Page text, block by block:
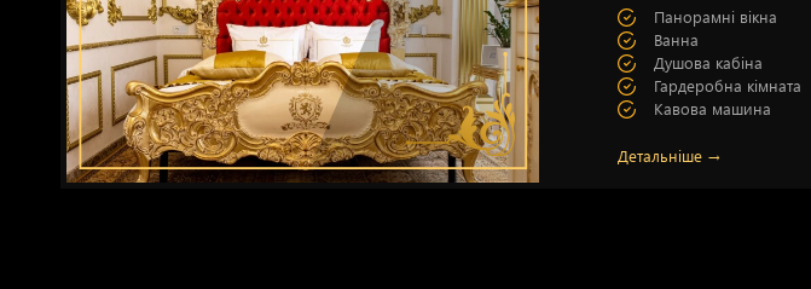
Панорамні вікна
Ванна
Душова кабіна
Гардеробна кімната
Кавова машина
Детальніше →